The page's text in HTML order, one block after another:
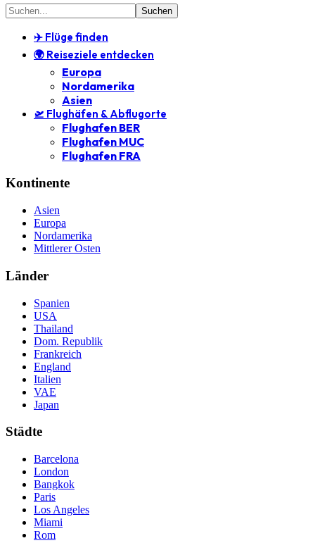
✈️ Flüge finden
🌍 Reiseziele entdecken
Europa
Nordamerika
Asien
🛫 Flughäfen & Abflugorte
Flughafen BER
Flughafen MUC
Flughafen FRA
Kontinente
Asien
Europa
Nordamerika
Mittlerer Osten
Länder
Spanien
USA
Thailand
Dom. Republik
Frankreich
England
Italien
VAE
Japan
Städte
Barcelona
London
Bangkok
Paris
Los Angeles
Miami
Rom